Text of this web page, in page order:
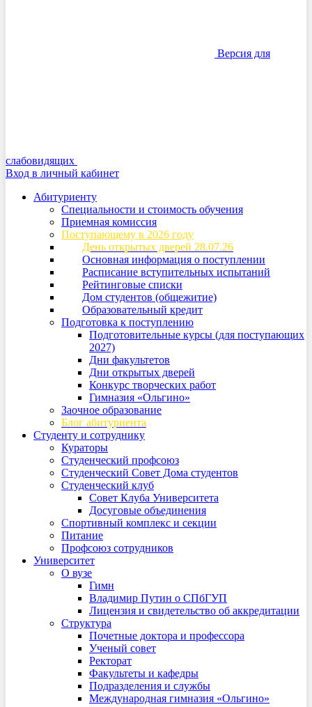
Версия для
слабовидящих
Вход в личный кабинет
Абитуриенту
Специальности и стоимость обучения
Приемная комиссия
Поступающему в 2026 году
День открытых дверей 28.07.26
Основная информация о поступлении
Расписание вступительных испытаний
Рейтинговые списки
Дом студентов (общежитие)
Образовательный кредит
Подготовка к поступлению
Подготовительные курсы (для поступающих
2027)
Дни факультетов
Дни открытых дверей
Конкурс творческих работ
Гимназия «Ольгино»
Заочное образование
Блог абитуриента
Студенту и сотруднику
Кураторы
Студенческий профсоюз
Студенческий Совет Дома студентов
Студенческий клуб
Совет Клуба Университета
Досуговые объединения
Спортивный комплекс и секции
Питание
Профсоюз сотрудников
Университет
О вузе
Гимн
Владимир Путин о СПбГУП
Лицензия и свидетельство об аккредитации
Структура
Почетные доктора и профессора
Ученый совет
Ректорат
Факультеты и кафедры
Подразделения и службы
Международная гимназия «Ольгино»